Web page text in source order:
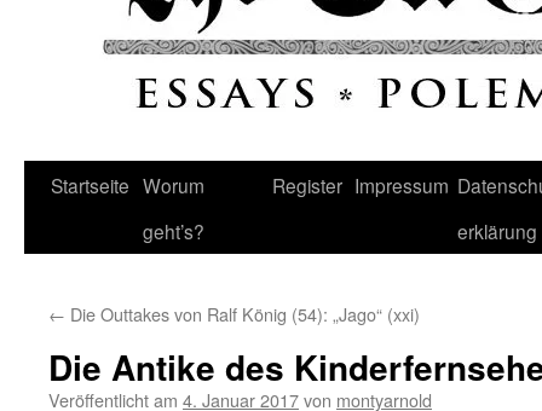
Startseite Worum
geht’s?
Register Impressum
erklärung
← Die Outtakes von Ralf König (54): „Jago“ (xxi)
Die Antike des
Veröffentlicht am 4. Januar 2017von montyarnold